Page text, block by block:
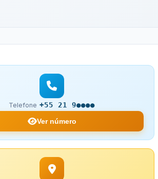
Telefone +55 21 9●●●●
Ver número